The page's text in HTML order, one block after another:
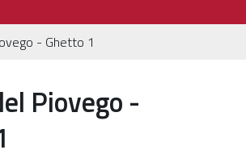
Organizzazione
Architettonico
Storico-Artistico
- Ghetto 1
Piovego -